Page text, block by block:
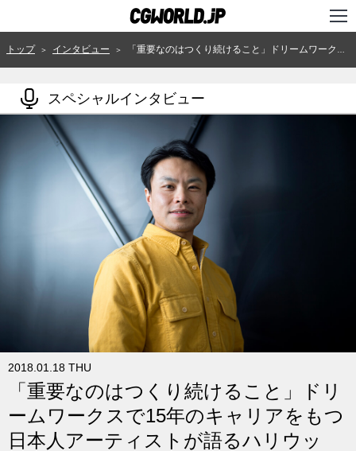
TOP
ニュース
クリエイターズID
求人
トップ ＞ インタビュー ＞ 「重要なのはつくり続けること」ドリームワークスで15年のキャリアをもつ日本人アーティストが語るハリウッド・スタイル
スペシャルインタビュー
2018.01.18 THU
「重要なのはつくり続けること」ドリ
ームワークスで15年のキャリアをもつ
日本人アーティストが語るハリウッ